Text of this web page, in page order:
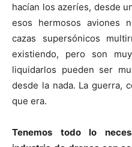
hacían los azeríes, desde
esos hermosos aviones
cazas supersónicos
existiendo, pero son
liquidarlos pueden ser
desde la nada. La guerra,
que era.
Tenemos todo lo